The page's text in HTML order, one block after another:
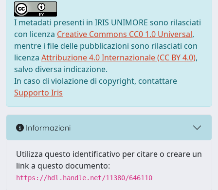
I metadati presenti in IRIS UNIMORE sono rilasciati
con licenza Creative Commons CC0 1.0 Universal,
mentre i file delle pubblicazioni sono rilasciati con
licenza Attribuzione 4.0 Internazionale (CC BY 4.0),
salvo diversa indicazione.
In caso di violazione di copyright, contattare
Supporto Iris
Informazioni
Utilizza questo identificativo per citare o creare un
link a questo documento:
https://hdl.handle.net/11380/646110